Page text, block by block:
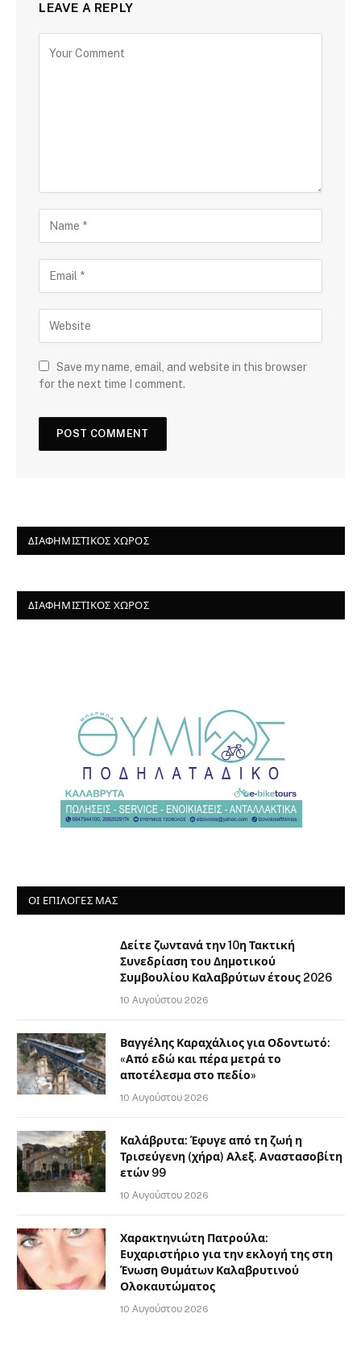
LEAVE A REPLY
Save my name, email, and website in this browser
for the next time I comment.
ΔΙΑΦΗΜΙΣΤΙΚΌΣ ΧΏΡΟΣ
ΔΙΑΦΗΜΙΣΤΙΚΌΣ ΧΏΡΟΣ
ΟΙ ΕΠΙΛΟΓΈΣ ΜΑΣ
Δείτε ζωντανά την 10η Τακτική
Συνεδρίαση του Δημοτικού
Συμβουλίου Καλαβρύτων έτους 2026
10 Αυγούστου 2026
Βαγγέλης Καραχάλιος για Οδοντωτό:
«Από εδώ και πέρα μετρά το
αποτέλεσμα στο πεδίο»
10 Αυγούστου 2026
Καλάβρυτα: Έφυγε από τη ζωή η
Τρισεύγενη (χήρα) Αλεξ. Αναστασοβίτη
ετών 99
10 Αυγούστου 2026
Χαρακτηνιώτη Πατρούλα:
Ευχαριστήριο για την εκλογή της στη
Ένωση Θυμάτων Καλαβρυτινού
Ολοκαυτώματος
10 Αυγούστου 2026